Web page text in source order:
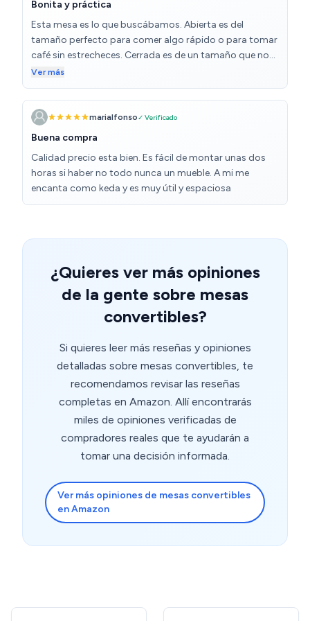
Bonita y práctica
Esta mesa es lo que buscábamos. Abierta es del
tamaño perfecto para comer algo rápido o para tomar
café sin estrecheces. Cerrada es de un tamaño que no
abulta demasiado, lo cual es ideal para salones
pequeños. Es un puntazo que tenga conexión para
cargar dispositivos. La luz no la veo tan necesaria, pero
como la tira LED trae mando, se puede apagar o
cambiar de tonalidad sin problema. Lo único que no me
ha gustado es que trae luz de todos los colores
excepto blanca o cálida, que es la que sale en las fotos.
El montaje lleva un buen rato pero es sencillo y la caja
trae los materiales necesarios para que no se eche nada
en falta. Sobran tornillos por si alguno no vale. En
contentos.
Ver más
marialfonso✓ Verificado
Buena compra
Calidad precio esta bien. Es fácil de montar unas dos
horas si haber no todo nunca un mueble. A mi me
encanta como keda y es muy útil y espaciosa
¿Quieres ver más opiniones
de la gente sobre mesas
convertibles?
Si quieres leer más reseñas y opiniones
detalladas sobre mesas convertibles, te
recomendamos revisar las reseñas
completas en Amazon. Allí encontrarás
miles de opiniones verificadas de
compradores reales que te ayudarán a
tomar una decisión informada.
Ver más opiniones de mesas convertibles
en Amazon